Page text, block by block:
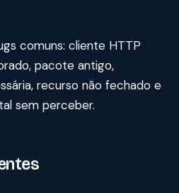
comuns: cliente HTTP
pacote antigo,
recurso não fechado e
sem perceber.